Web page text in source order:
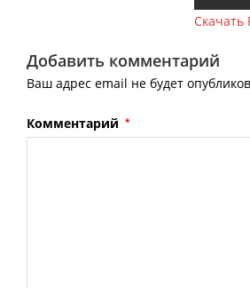
Скачать
Добавить комментарий
Ваш адрес email не будет
Комментарий *